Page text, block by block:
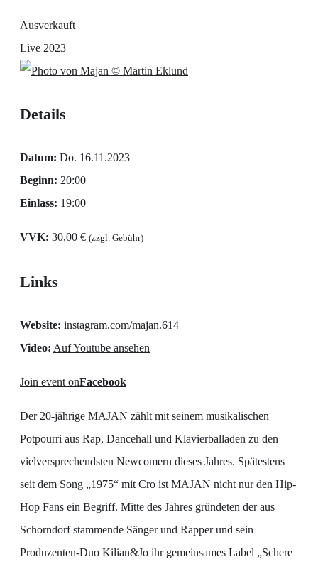
Ausverkauft
Live 2023
© Martin Eklund
Details
Datum: Do. 16.11.2023
Beginn: 20:00
Einlass: 19:00
VVK: 30,00 € (zzgl. Gebühr)
Links
Website: instagram.com/majan.614
Video: Auf Youtube ansehen
Join event onFacebook
Der 20-jährige MAJAN zählt mit seinem musikalischen
Potpourri aus Rap, Dancehall und Klavierballaden zu den
vielversprechendsten Newcomern dieses Jahres. Spätestens
seit dem Song „1975“ mit Cro ist MAJAN nicht nur den Hip-
Hop Fans ein Begriff. Mitte des Jahres gründeten der aus
Schorndorf stammende Sänger und Rapper und sein
Produzenten-Duo Kilian&Jo ihr gemeinsames Label „Schere